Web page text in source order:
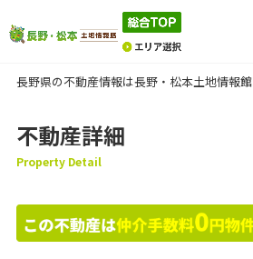
長野県の不動産情報は長野・松本土地情報館
不動産詳細
Property Detail